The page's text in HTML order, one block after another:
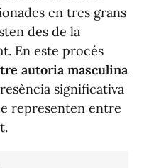
en tres grans
des de la
En este procés
autoria masculina
significativa
representen entre